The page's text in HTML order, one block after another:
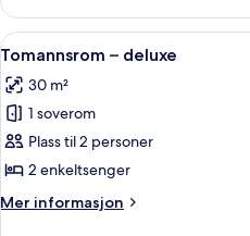
1
kingsize-
seng
Åpne
alle
bildene
av
Tomannsrom
–
deluxe
5
Tomannsrom – deluxe
30 m²
1 soverom
Plass til 2 personer
2 enkeltsenger
Mer informasjon
Mer